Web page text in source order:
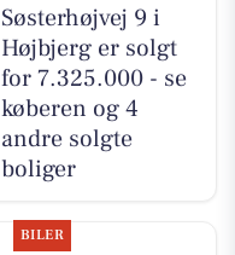
Søsterhøjvej 9 i
Højbjerg er solgt
for 7.325.000 - se
køberen og 4
andre solgte
boliger
BILER